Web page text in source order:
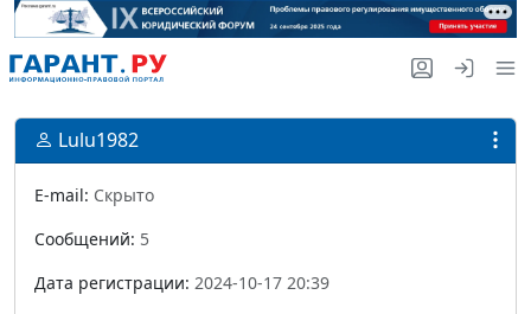
Lulu1982
E-mail: Скрыто
Сообщений: 5
Дата регистрации: 2024-10-17 20:39